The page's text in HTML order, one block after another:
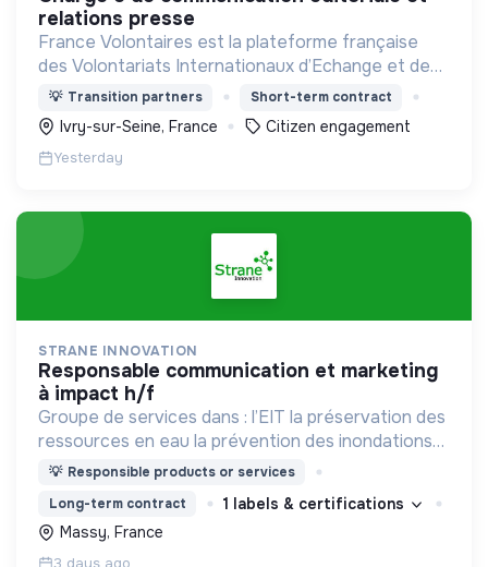
relations presse
France Volontaires est la plateforme française
des Volontariats Internationaux d’Echange et de
Solidarité.
💡 Transition partners Short-term contract
Ivry-sur-Seine, France Citizen engagement
Yesterday
STRANE INNOVATION
responsable communication et marketing
à impact h/f
Groupe de services dans : l’EIT la préservation des
ressources en eau la prévention des inondations
l’agriculture durable et les écosystèmes
💡 Responsible products or services
Long-term contract
1 labels & certifications
Massy, France